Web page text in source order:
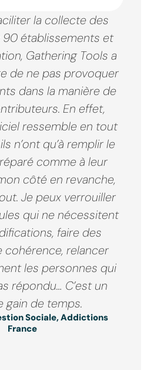
la collecte des
établissements et
Gathering Tools a
de ne pas provoquer
dans la manière de
En effet,
ressemble en tout
n’ont qu’à remplir le
comme à leur
côté en revanche,
Je peux verrouiller
qui ne nécessitent
faire des
cohérence, relancer
les personnes qui
répondu… C’est un
gain de temps.
Sociale, Addictions
France